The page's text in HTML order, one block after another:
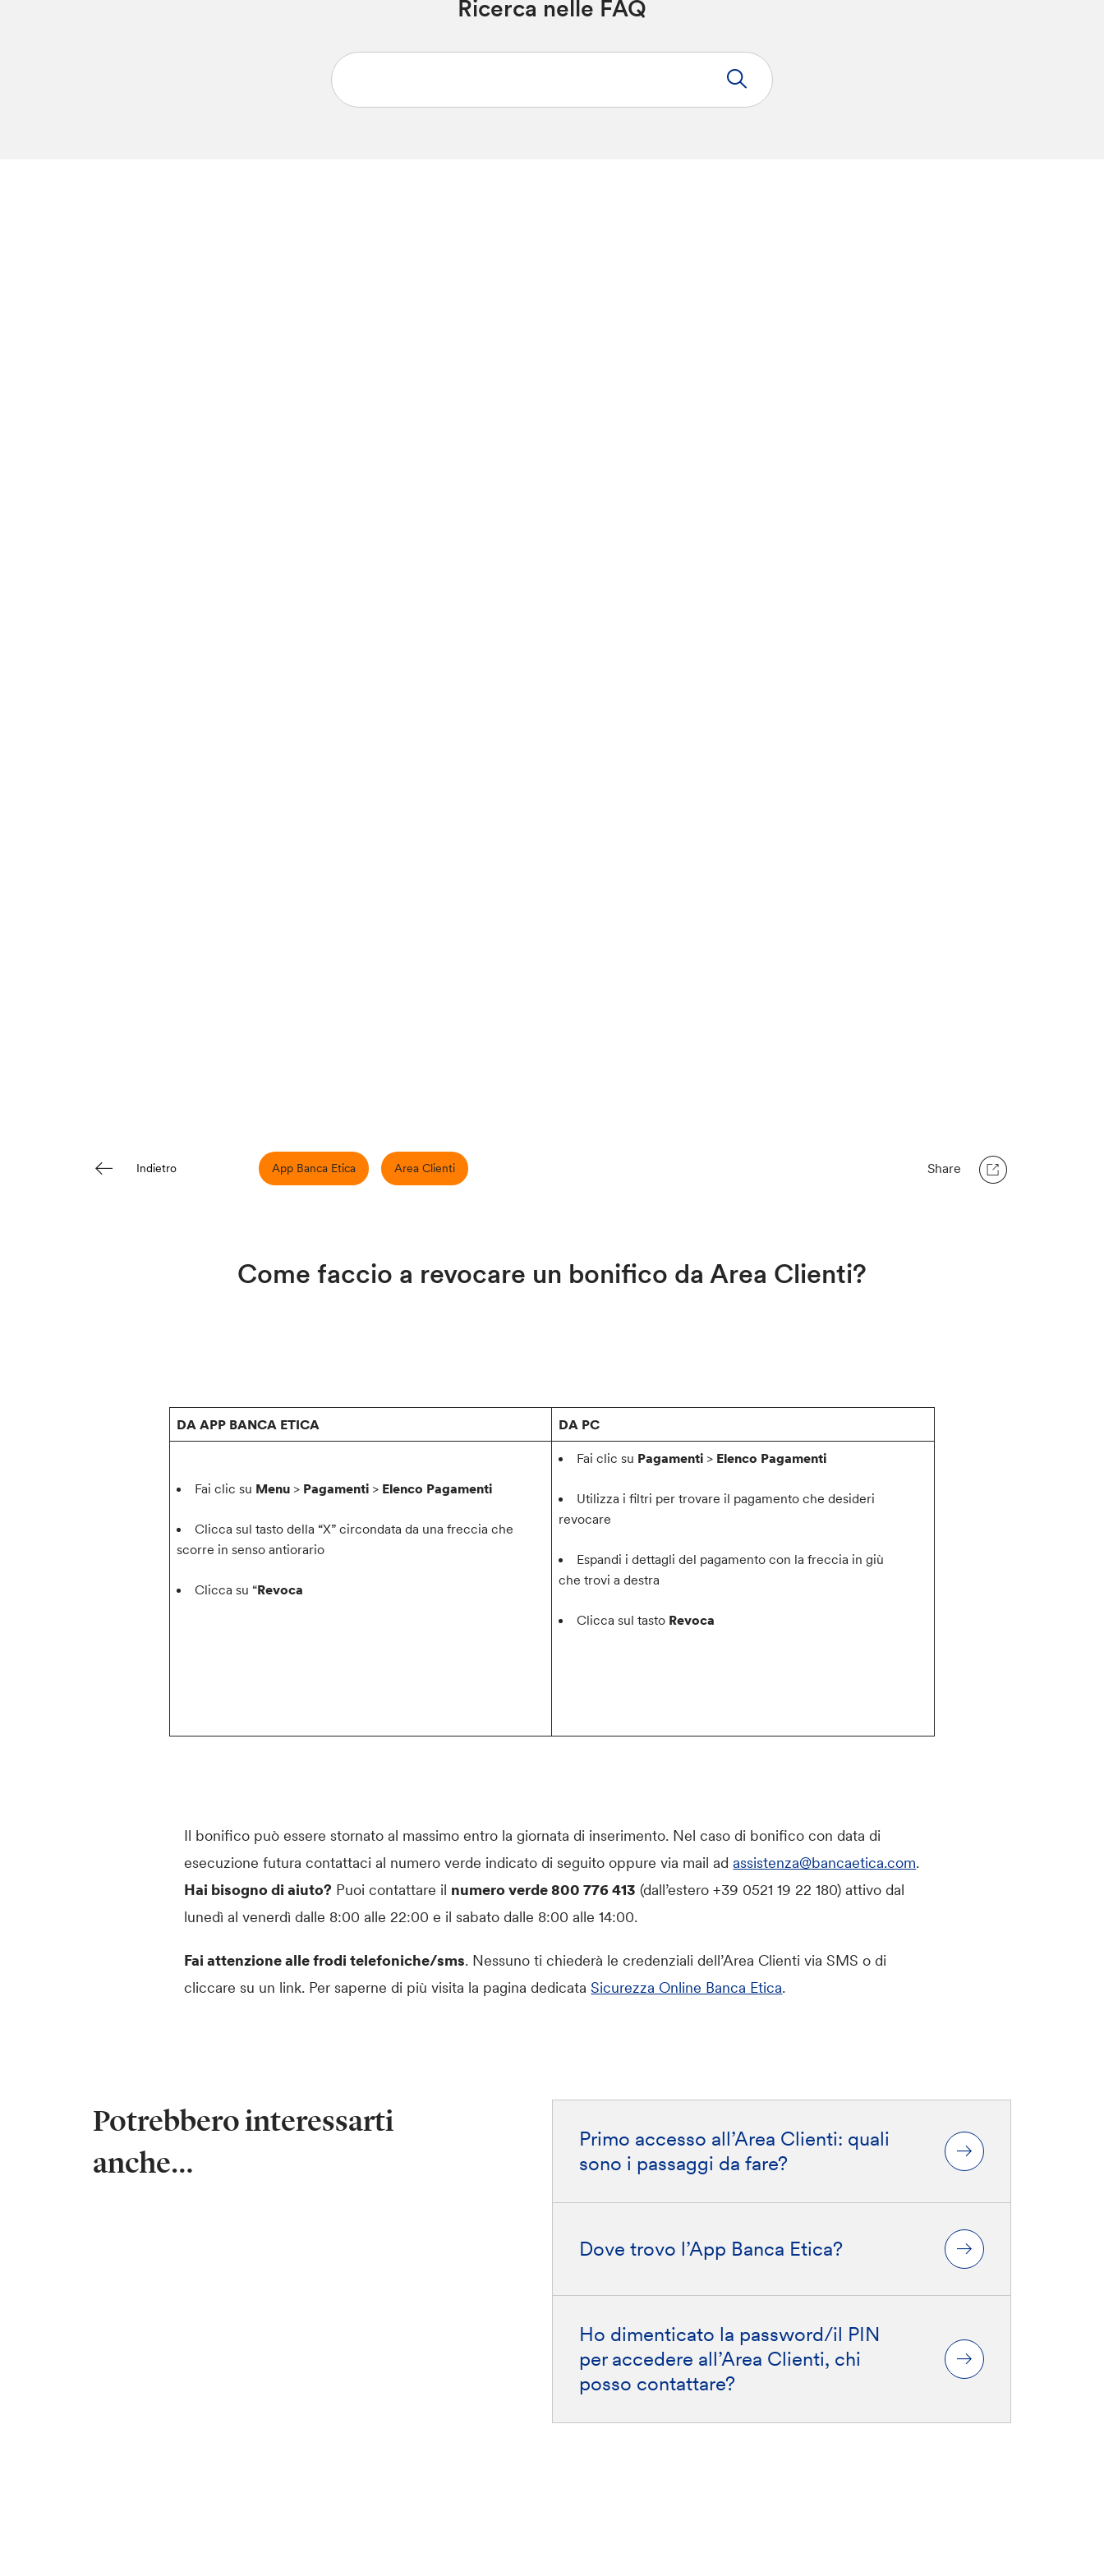
Ricerca nelle FAQ
Indietro App Banca Etica Area Clienti Share
Come faccio a revocare un bonifico da Area Clienti?
DA APP BANCA ETICA DA PC
Fai clic su Menu > Pagamenti > Elenco Pagamenti
Clicca sul tasto della “X” circondata da una freccia che
scorre in senso antiorario
Clicca su “Revoca
Fai clic su Pagamenti > Elenco Pagamenti
Utilizza i filtri per trovare il pagamento che desideri
revocare
Espandi i dettagli del pagamento con la freccia in giù
che trovi a destra
Clicca sul tasto Revoca
Il bonifico può essere stornato al massimo entro la giornata di inserimento. Nel caso di bonifico con data di
esecuzione futura contattaci al numero verde indicato di seguito oppure via mail adassistenza@bancaetica.com.
Hai bisogno di aiuto? Puoi contattare il numero verde 800 776 413 (dall’estero +39 0521 19 22 180) attivo dal
lunedì al venerdì dalle 8:00 alle 22:00 e il sabato dalle 8:00 alle 14:00.
Fai attenzione alle frodi telefoniche/sms. Nessuno ti chiederà le credenziali dell’Area Clienti via SMS o di
cliccare su un link. Per saperne di più visita la pagina dedicataSicurezza Online Banca Etica.
Potrebbero interessarti
anche…
Primo accesso all’Area Clienti: quali
sono i passaggi da fare?
Dove trovo l’App Banca Etica?
Ho dimenticato la password/il PIN
per accedere all’Area Clienti, chi
posso contattare?